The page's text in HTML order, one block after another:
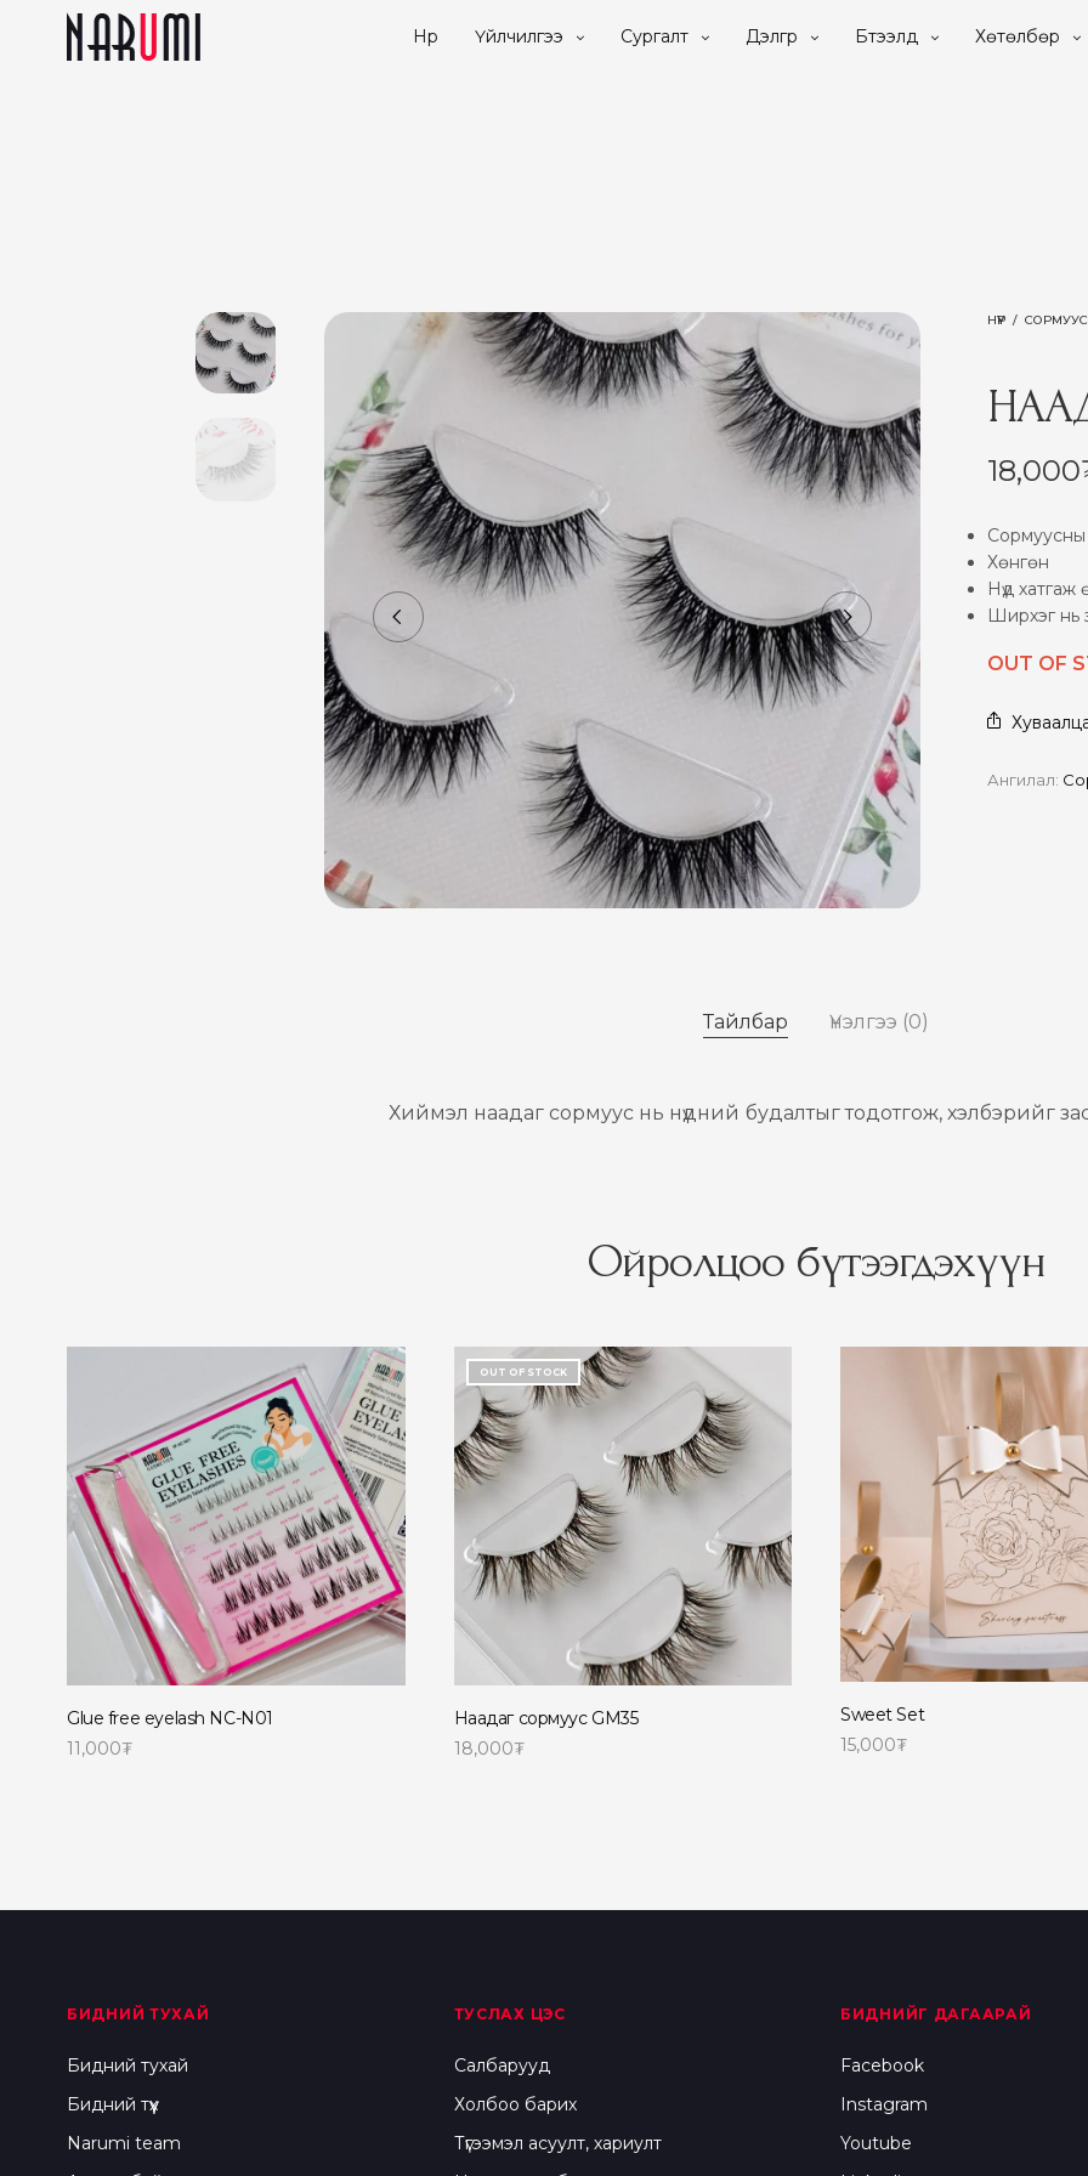
Нүүр Үйлчилгээ Сургалт Дэлгүүр Бүтээлүүд Хөтөлбөр
НҮҮР / СОРМУУС
18,000
Сормуусны
Хөнгөн
Нүд хатгаж
Ширхэг нь
OUT OF
Ангилал:
Тайлбар Үнэлгээ (0)
Хиймэл наадаг сормуус нь нүдний будалтыг тодотгож, хэлбэрийг
Ойролцоо бүтээгдэхүүн
Glue free eyelash NC-N01
11,000₮
OUT OF STOCK
Наадаг сормуус GM35
18,000₮
Sweet Set
15,000₮
БИДНИЙ ТУХАЙ
Бидний тухай
Бидний түүх
Narumi team
ТУСЛАХ ЦЭС
Салбарууд
Холбоо барих
Түгээмэл асуулт, хариулт
БИДНИЙГ ДАГААРАЙ
Facebook
Instagram
Youtube